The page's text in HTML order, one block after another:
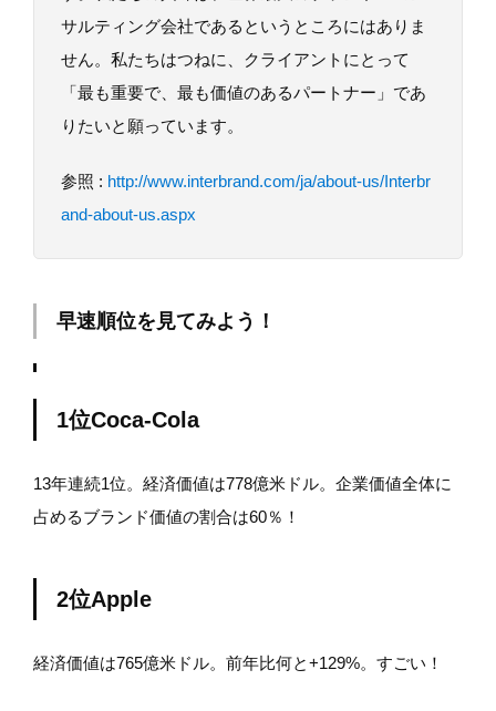
サルティング会社であるというところにはありま
せん。私たちはつねに、クライアントにとって
「最も重要で、最も価値のあるパートナー」であ
りたいと願っています。
参照 : http://www.interbrand.com/ja/about-us/Interbr
and-about-us.aspx
早速順位を見てみよう！
1位Coca-Cola
13年連続1位。経済価値は778億米ドル。企業価値全体に
占めるブランド価値の割合は60％！
2位Apple
経済価値は765億米ドル。前年比何と+129%。すごい！